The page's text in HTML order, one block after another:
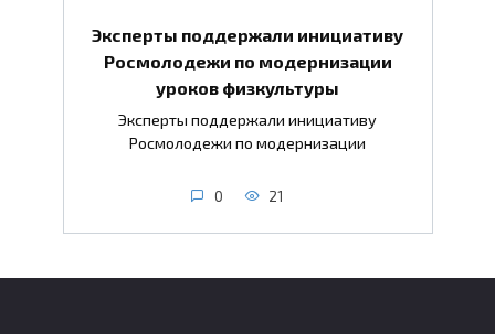
Эксперты поддержали инициативу
Росмолодежи по модернизации
уроков физкультуры
Эксперты поддержали инициативу
Росмолодежи по модернизации
0 21